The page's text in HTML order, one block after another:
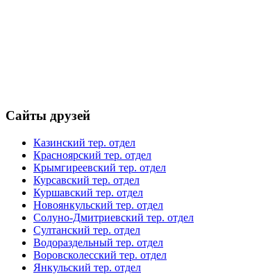
Сайты друзей
Казинский тер. отдел
Красноярский тер. отдел
Крымгиреевский тер. отдел
Курсавский тер. отдел
Куршавский тер. отдел
Новоянкульский тер. отдел
Солуно-Дмитриевский тер. отдел
Султанский тер. отдел
Водораздельный тер. отдел
Воровсколесский тер. отдел
Янкульский тер. отдел